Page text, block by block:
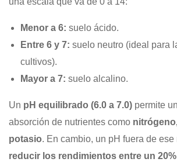
Menor a 6: suelo ácido.
Entre 6 y 7: suelo neutro (ideal para
cultivos).
Mayor a 7: suelo alcalino.
Un pH equilibrado (6.0 a 7.0) permite
absorción de nutrientes como
potasio. En cambio, un pH fuera de
reducir los rendimientos entre un